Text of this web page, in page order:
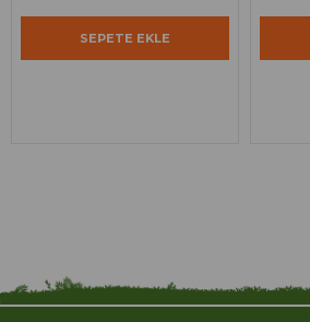
SEPETE EKLE